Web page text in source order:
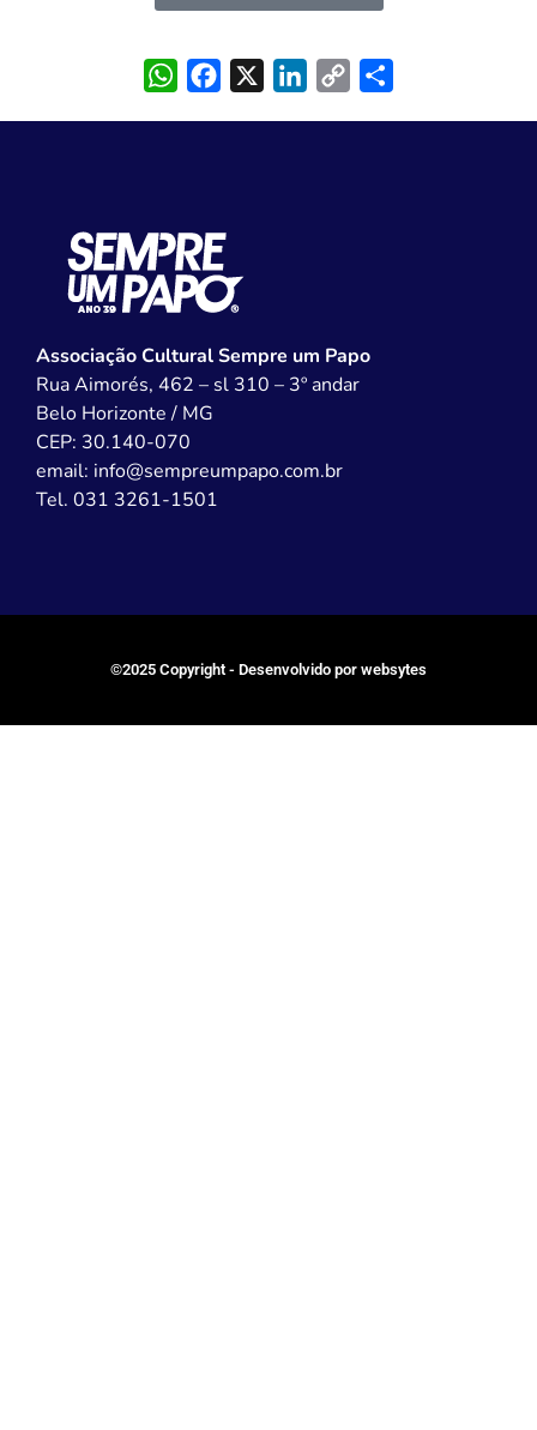
WhatsAppFacebook LinkedIn
Copy
Associação Cultural Sempre um Papo
Rua Aimorés, 462 – sl 310 – 3º andar
Belo Horizonte / MG
CEP: 30.140-070
email: info@sempreumpapo.com.br
Tel. 031 3261-1501
©2025 Copyright - Desenvolvido por websytes